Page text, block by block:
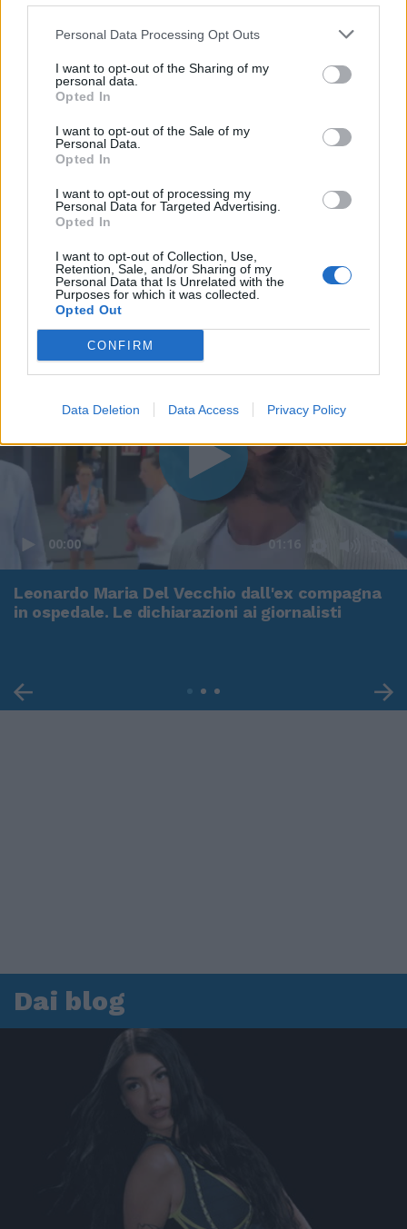
Personal Data Processing Opt Outs
I want to opt-out of the Sharing of my
personal data.
Opted In
I want to opt-out of the Sale of my
Personal Data.
Opted In
I want to opt-out of processing my
Personal Data for Targeted Advertising.
Opted In
I want to opt-out of Collection, Use,
Retention, Sale, and/or Sharing of my
Personal Data that Is Unrelated with the
Purposes for which it was collected.
Opted Out
CONFIRM
Data Deletion Data Access Privacy Policy
00:00 01:16
Leonardo Maria Del Vecchio dall'ex compagna
in ospedale. Le dichiarazioni ai giornalisti
Dai blog